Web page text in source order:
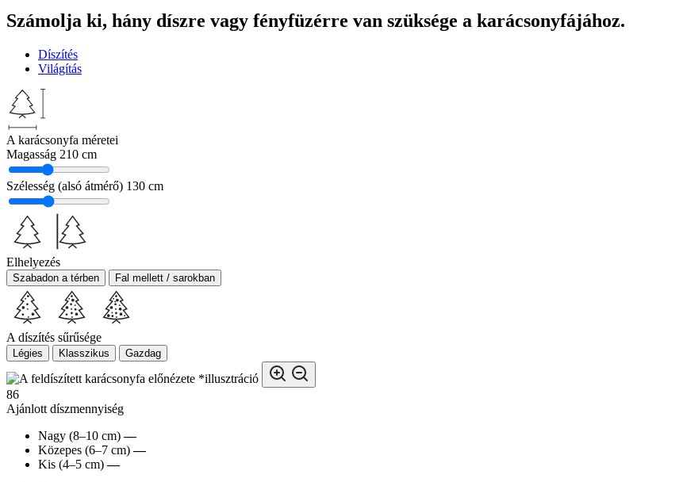
Számolja ki, hány díszre vagy fényfüzérre van szüksége a karácsonyfájához.
Díszítés
Világítás
A karácsonyfa méretei
Magasság 210 cm
Szélesség (alsó átmérő) 130 cm
Elhelyezés
Szabadon a térben Fal mellett / sarokban
A díszítés sűrűsége
Légies Klasszikus Gazdag
*illusztráció
86
Ajánlott díszmennyiség
Nagy (8–10 cm) —
Közepes (6–7 cm) —
Kis (4–5 cm) —